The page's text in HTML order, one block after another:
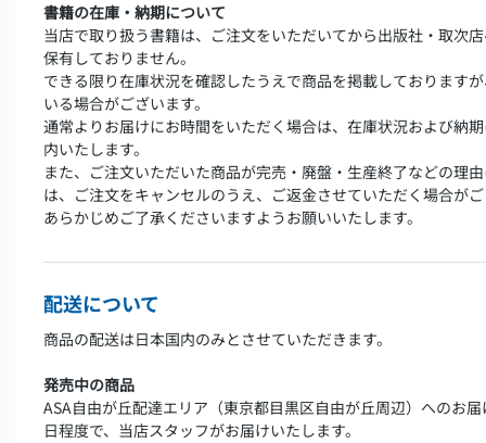
書籍の在庫・納期について
当店で取り扱う書籍は、ご注文をいただいてから出版社・取次
保有しておりません。
できる限り在庫状況を確認したうえで商品を掲載しております
いる場合がございます。
通常よりお届けにお時間をいただく場合は、在庫状況および納
内いたします。
また、ご注文いただいた商品が完売・廃盤・生産終了などの理
は、ご注文をキャンセルのうえ、ご返金させていただく場合が
あらかじめご了承くださいますようお願いいたします。
配送について
商品の配送は日本国内のみとさせていただきます。
発売中の商品
ASA自由が丘配達エリア（東京都目黒区自由が丘周辺）へのお
日程度で、当店スタッフがお届けいたします。